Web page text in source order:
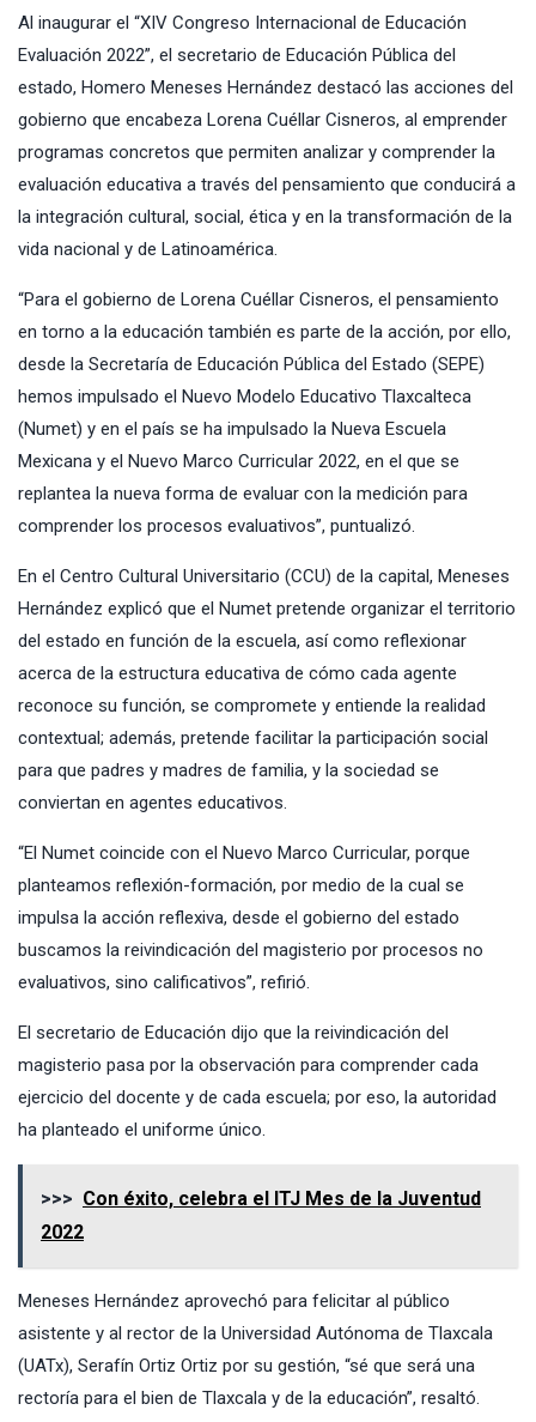
Al inaugurar el “XIV Congreso Internacional de Educación
Evaluación 2022”, el secretario de Educación Pública del
estado, Homero Meneses Hernández destacó las acciones del
gobierno que encabeza Lorena Cuéllar Cisneros, al emprender
programas concretos que permiten analizar y comprender la
evaluación educativa a través del pensamiento que conducirá a
la integración cultural, social, ética y en la transformación de la
vida nacional y de Latinoamérica.
“Para el gobierno de Lorena Cuéllar Cisneros, el pensamiento
en torno a la educación también es parte de la acción, por ello,
desde la Secretaría de Educación Pública del Estado (SEPE)
hemos impulsado el Nuevo Modelo Educativo Tlaxcalteca
(Numet) y en el país se ha impulsado la Nueva Escuela
Mexicana y el Nuevo Marco Curricular 2022, en el que se
replantea la nueva forma de evaluar con la medición para
comprender los procesos evaluativos”, puntualizó.
En el Centro Cultural Universitario (CCU) de la capital, Meneses
Hernández explicó que el Numet pretende organizar el territorio
del estado en función de la escuela, así como reflexionar
acerca de la estructura educativa de cómo cada agente
reconoce su función, se compromete y entiende la realidad
contextual; además, pretende facilitar la participación social
para que padres y madres de familia, y la sociedad se
conviertan en agentes educativos.
“El Numet coincide con el Nuevo Marco Curricular, porque
planteamos reflexión-formación, por medio de la cual se
impulsa la acción reflexiva, desde el gobierno del estado
buscamos la reivindicación del magisterio por procesos no
evaluativos, sino calificativos”, refirió.
El secretario de Educación dijo que la reivindicación del
magisterio pasa por la observación para comprender cada
ejercicio del docente y de cada escuela; por eso, la autoridad
ha planteado el uniforme único.
>>> Con éxito, celebra el ITJ Mes de la Juventud
2022
Meneses Hernández aprovechó para felicitar al público
asistente y al rector de la Universidad Autónoma de Tlaxcala
(UATx), Serafín Ortiz Ortiz por su gestión, “sé que será una
rectoría para el bien de Tlaxcala y de la educación”, resaltó.